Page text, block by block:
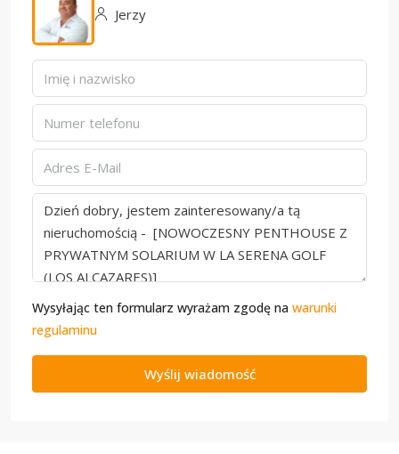
Jerzy
Wysyłając ten formularz wyrażam zgodę na warunki
regulaminu
Wyślij wiadomość